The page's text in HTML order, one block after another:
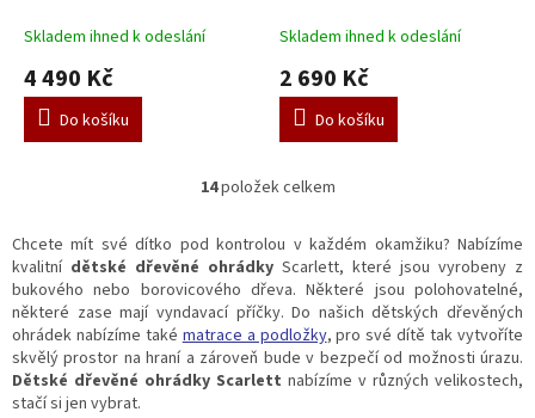
Skladem ihned k odeslání
4 490 Kč
Do košíku
Skladem ihned k odeslání
2 690 Kč
Do košíku
O
l
á
d
a
c
í
p
14položek celkem
Chcete mít své dítko pod kontrolou v každém okamžiku? Nabízíme
kvalitní dětské dřevěné ohrádky Scarlett, které jsou vyrobeny z
bukového nebo borovicového dřeva. Některé jsou polohovatelné,
některé zase mají vyndavací příčky. Do našich dětských dřevěných
ohrádek nabízíme takématrace a podložky, pro své dítě tak vytvoříte
skvělý prostor na hraní a zároveň bude v bezpečí od možnosti úrazu.
Dětské dřevěné ohrádky Scarlett nabízíme v různých velikostech,
stačí si jen vybrat.